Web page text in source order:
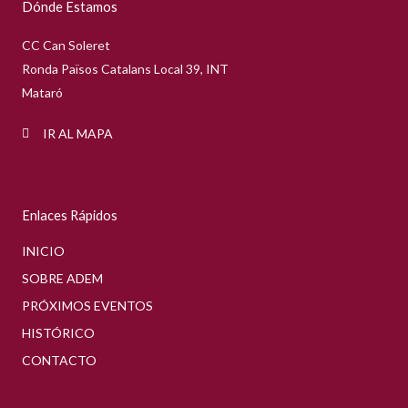
o
r
m
e
Dónde Estamos
CC Can Soleret
Ronda Països Catalans Local 39, INT
Mataró
IR AL MAPA
Enlaces Rápidos
INICIO
SOBRE ADEM
PRÓXIMOS EVENTOS
HISTÓRICO
CONTACTO